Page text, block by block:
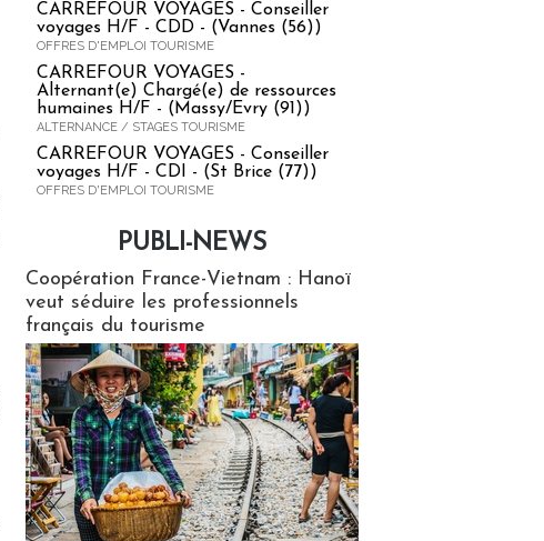
CARREFOUR VOYAGES - Conseiller
voyages H/F - CDD - (Vannes (56))
OFFRES D'EMPLOI TOURISME
CARREFOUR VOYAGES -
Alternant(e) Chargé(e) de ressources
humaines H/F - (Massy/Evry (91))
ALTERNANCE / STAGES TOURISME
CARREFOUR VOYAGES - Conseiller
voyages H/F - CDI - (St Brice (77))
OFFRES D'EMPLOI TOURISME
PUBLI-NEWS
Coopération France-Vietnam : Hanoï
veut séduire les professionnels
français du tourisme